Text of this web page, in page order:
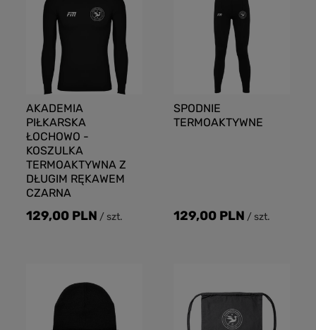
AKADEMIA
PIŁKARSKA
ŁOCHOWO -
KOSZULKA
TERMOAKTYWNA Z
DŁUGIM RĘKAWEM
CZARNA
129,00 PLN /szt.
SPODNIE
TERMOAKTYWNE
129,00 PLN /szt.